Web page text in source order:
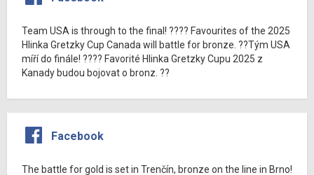
Team USA is through to the final! ???? Favourites of the 2025
Hlinka Gretzky Cup Canada will battle for bronze. ??Tým USA
míří do finále! ???? Favorité Hlinka Gretzky Cupu 2025 z
Kanady budou bojovat o bronz. ??
Facebook
The battle for gold is set in Trenčín, bronze on the line in Brno!